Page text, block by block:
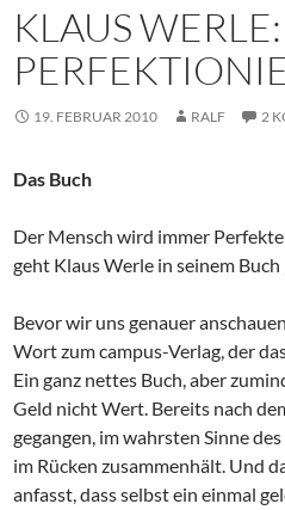
KLAUS
19. FEBRUAR 2010 RALF 2
Das Buch
Der Mensch wird immer
geht Klaus Werle in seinem
Bevor wir uns genauer
Wort zum campus-Verlag, der
Ein ganz nettes Buch, aber
Geld nicht Wert. Bereits nach
gegangen, im wahrsten Sinne
im Rücken zusammenhält. Und
anfasst, dass selbst ein einmal